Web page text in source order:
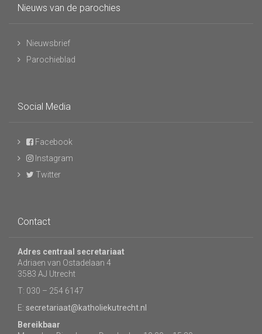
Nieuws van de parochies
Nieuwsbrief
Parochieblad
Social Media
Facebook
Instagram
Twitter
Contact
Adres centraal secretariaat
Adriaen van Ostadelaan 4
3583 AJ Utrecht
T: 030 – 254 6147
E: secretariaat@katholiekutrecht.nl
Bereikbaar